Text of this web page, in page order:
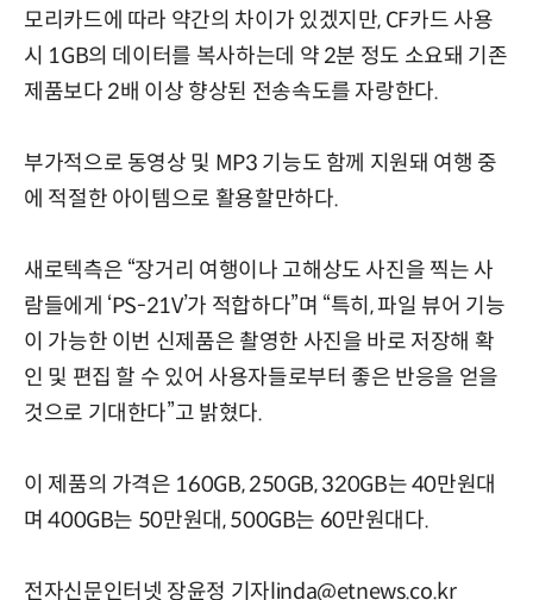
모리카드에 따라 약간의 차이가 있겠지만, CF카드 사용
시 1GB의 데이터를 복사하는데 약 2분 정도 소요돼 기존
제품보다 2배 이상 향상된 전송속도를 자랑한다.
부가적으로 동영상 및 MP3 기능도 함께 지원돼 여행 중
에 적절한 아이템으로 활용할만하다.
새로텍측은 “장거리 여행이나 고해상도 사진을 찍는 사
람들에게 ‘PS-21V’가 적합하다”며 “특히, 파일 뷰어 기능
이 가능한 이번 신제품은 촬영한 사진을 바로 저장해 확
인 및 편집 할 수 있어 사용자들로부터 좋은 반응을 얻을
것으로 기대한다”고 밝혔다.
이 제품의 가격은 160GB, 250GB, 320GB는 40만원대
며 400GB는 50만원대, 500GB는 60만원대다.
전자신문인터넷 장윤정 기자linda@etnews.co.kr